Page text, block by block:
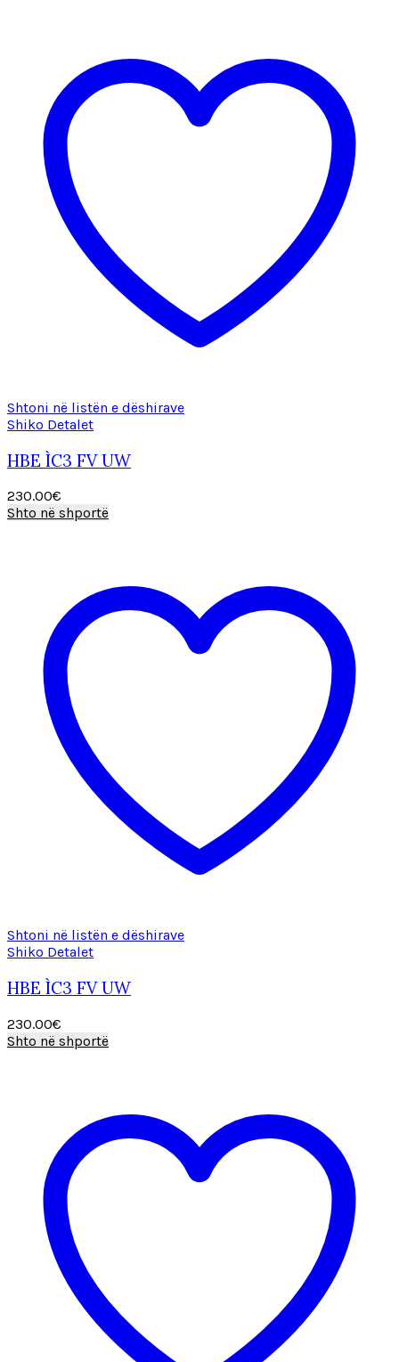
Shtoni në listën e dëshirave
Shiko Detalet
HBE ÌC3 FV UW
230.00€
Shto në shportë
Shtoni në listën e dëshirave
Shiko Detalet
HBE ÌC3 FV UW
230.00€
Shto në shportë